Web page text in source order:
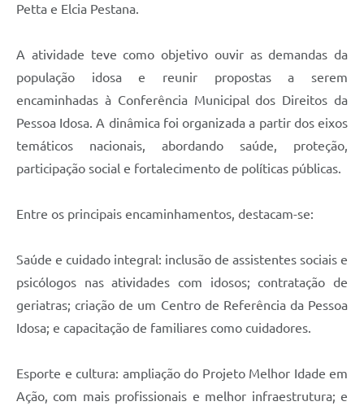
Petta e Elcia Pestana.
A atividade teve como objetivo ouvir as demandas da
população idosa e reunir propostas a serem
encaminhadas à Conferência Municipal dos Direitos da
Pessoa Idosa. A dinâmica foi organizada a partir dos eixos
temáticos nacionais, abordando saúde, proteção,
participação social e fortalecimento de políticas públicas.
Entre os principais encaminhamentos, destacam-se:
Saúde e cuidado integral: inclusão de assistentes sociais e
psicólogos nas atividades com idosos; contratação de
geriatras; criação de um Centro de Referência da Pessoa
Idosa; e capacitação de familiares como cuidadores.
Esporte e cultura: ampliação do Projeto Melhor Idade em
Ação, com mais profissionais e melhor infraestrutura; e